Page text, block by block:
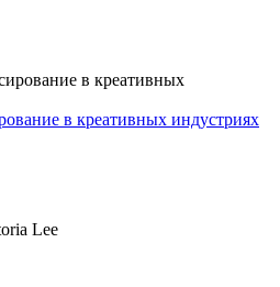
в креативных индустриях
Lee